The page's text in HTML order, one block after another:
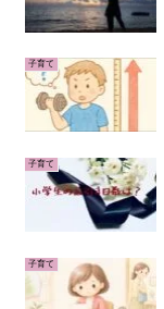
子育て
子育て
子育て